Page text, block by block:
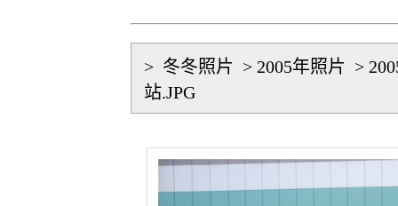
> 冬冬照片 > 2005年照片 >
站.JPG